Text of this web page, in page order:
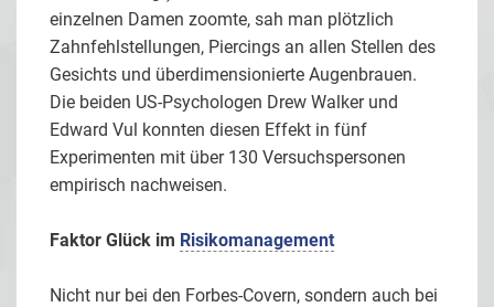
einzelnen Damen zoomte, sah man plötzlich
Zahnfehlstellungen, Piercings an allen Stellen des
Gesichts und überdimensionierte Augenbrauen.
Die beiden US-Psychologen Drew Walker und
Edward Vul konnten diesen Effekt in fünf
Experimenten mit über 130 Versuchspersonen
empirisch nachweisen.
Faktor Glück im Risikomanagement
Nicht nur bei den Forbes-Covern, sondern auch bei